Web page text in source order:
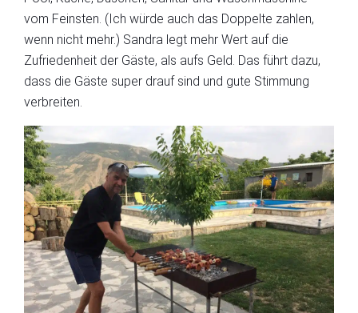
vom Feinsten. (Ich würde auch das Doppelte zahlen,
wenn nicht mehr.) Sandra legt mehr Wert auf die
Zufriedenheit der Gäste, als aufs Geld. Das führt dazu,
dass die Gäste super drauf sind und gute Stimmung
verbreiten.